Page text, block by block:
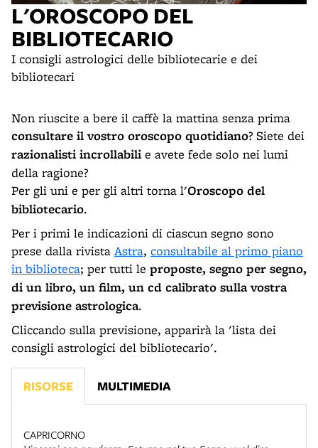
L'OROSCOPO DEL
BIBLIOTECARIO
I consigli astrologici delle bibliotecarie e dei
bibliotecari
Non riuscite a bere il caffè la mattina senza prima
consultare il vostro oroscopo quotidiano? Siete dei
razionalisti incrollabili e avete fede solo nei lumi
della ragione?
Per gli uni e per gli altri torna l'Oroscopo del
bibliotecario.
Per i primi le indicazioni di ciascun segno sono
prese dalla rivista Astra, consultabile al primo piano
in biblioteca; per tutti le proposte, segno per segno,
di un libro, un film, un cd calibrato sulla vostra
previsione astrologica.
Cliccando sulla previsione, apparirà la 'lista dei
consigli astrologici del bibliotecario'.
RISORSE MULTIMEDIA
CAPRICORNO